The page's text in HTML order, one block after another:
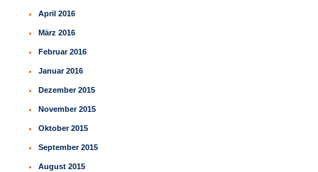
April 2016
März 2016
Februar 2016
Januar 2016
Dezember 2015
November 2015
Oktober 2015
September 2015
August 2015